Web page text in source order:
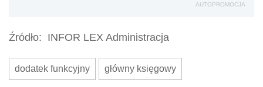
AUTOPROMOCJA
Źródło: INFOR LEX Administracja
dodatek funkcyjny główny księgowy